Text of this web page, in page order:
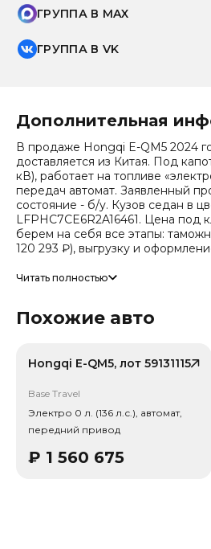
ГРУППА В MAX
ГРУППА В VK
Дополнительная
В продаже Hongqi E-QM5 2024
доставляется из Китая. Под
кВ), работает на топливе
передач автомат. Заявленный
состояние - б/у. Кузов седан в
LFPHC7CE6R2A16461. Цена под
берем на себя все этапы:
120 293 ₽), выгрузку и
Цена зависит от курса валют,
Прогноз стоимости (по данным
сборов РФ.
Привод - Передний привод
Читать полностью
Похожие авто
Hongqi E-QM5, лот 59131115
Base Travel
Электро 0 л. (136 л.с.), автомат,
передний привод
₽ 1 560 675